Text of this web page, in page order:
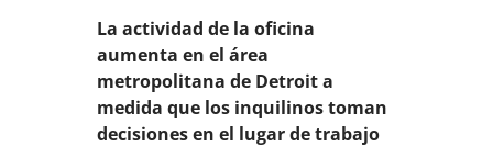
La actividad de la oficina
aumenta en el área
metropolitana de Detroit a
medida que los inquilinos toman
decisiones en el lugar de trabajo